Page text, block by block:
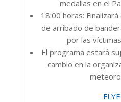
medallas en el
18:00 horas:
de arribado de
por las
El programa estará
cambio en la